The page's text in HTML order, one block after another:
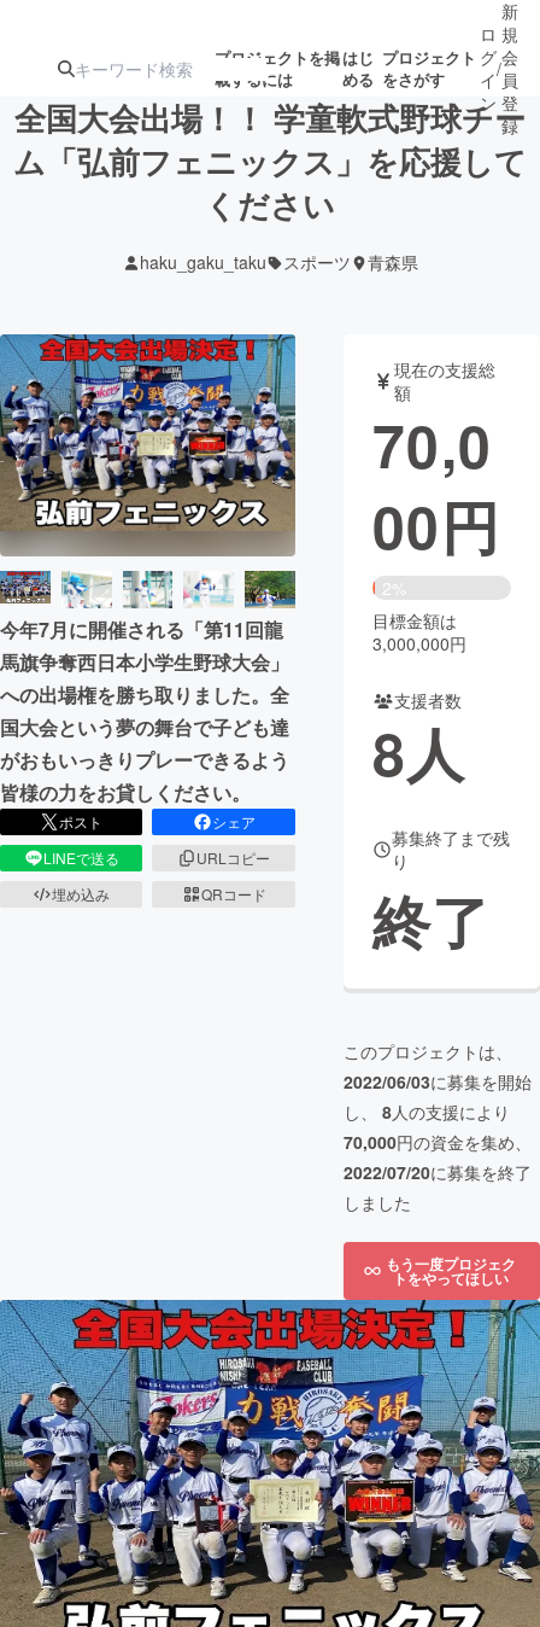
プロジェクトを掲
載するには
はじ
める
プロジェクト
をさがす
注目の新着プロ
ジェクト
募集終了が近いプ
テクノロジー・ガジェット
映像・映画 書籍・雑誌
ビジネス・起業 チャレンジ
まちづくり・地域活性化
CAMPFIRE for Social Good
CAMPFIRE Creation
CAMPFIREふるさと納税machi-ya コミュニティ
ロ
グ
イ
ン
/
新
規
会
員
登
録
全国大会出場！！ 学童軟式野球チー
ム「弘前フェニックス」を応援して
ください
haku_gaku_taku スポーツ 青森県
今年7月に開催される「第11回龍
馬旗争奪西日本小学生野球大会」
への出場権を勝ち取りました。全
国大会という夢の舞台で子ども達
がおもいっきりプレーできるよう
皆様の力をお貸しください。
ポスト
シェア
LINEで送る
URLコピー
埋め込み
QRコード
現在の支援総
額
70,0
00円
2%
目標金額は
3,000,000円
支援者数
8人
募集終了まで残
り
終了
このプロジェクトは、
2022/06/03に募集を開始
し、 8人の支援により
70,000円の資金を集め、
2022/07/20に募集を終了
しました
もう一度プロジェク
トをやってほしい